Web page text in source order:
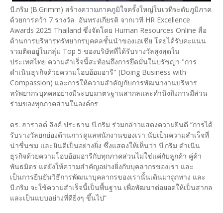
บี.กริม (B.Grimm) สร้างความภาคภูมิใจครั้งใหญ่ในเวทีระดับภูมิภาค
ด้วยการคว้า 7 รางวัล อันทรงเกียรติ จากเวที HR Excellence
Awards 2025 Thailand ซึ่งจัดโดย Human Resources Online สื่อ
ด้านการบริหารทรัพยากรบุคคลชั้นนำของเอเชีย โดยได้รับคะแนน
รวมติดอยู่ในกลุ่ม Top 5 ของบริษัทที่ได้รับรางวัลสูงสุดใน
ประเทศไทย ความสำเร็จนี้สะท้อนถึงการยึดมั่นในปรัชญา "การ
ดำเนินธุรกิจด้วยความโอบอ้อมอารี" (Doing Business with
Compassion) และการให้ความสำคัญกับการพัฒนางานบริหาร
ทรัพยากรบุคคลอย่างมีระบบมาตรฐานสากลและคำนึงถึงการมีส่วน
ร่วมของทุกภาคส่วนในองค์กร
ดร. ฮาราลด์ ลิงค์ ประธาน บี.กริม ร่วมกล่าวแสดงความยินดี “การได้
รับรางวัลยกย่องด้านการดูแลพนักงานของเรา นับเป็นความสำเร็จที่
น่าชื่นชม และยินดีเป็นอย่างยิ่ง ซึ่งแสดงให้เห็นว่า บี.กริม ดำเนิน
ธุรกิจด้วยความโอบอ้อมอารีกับทุกภาคส่วนไม่ใช่แค่กับลูกค้า คู่ค้า
พันธมิตร แต่ยังให้ความสำคัญอย่างยิ่งกับบุคลากรของเรา และ
เป็นการยืนยันวิธีการพัฒนาบุคลากรของเรานั้นเดินมาถูกทาง และ
บี.กริม จะใช้ความสำเร็จนี้เป็นพื้นฐาน เพื่อพัฒนาต่อยอดให้เป็นสากล
และเป็นแบบอย่างที่ดียิ่งๆ ขึ้นไป”